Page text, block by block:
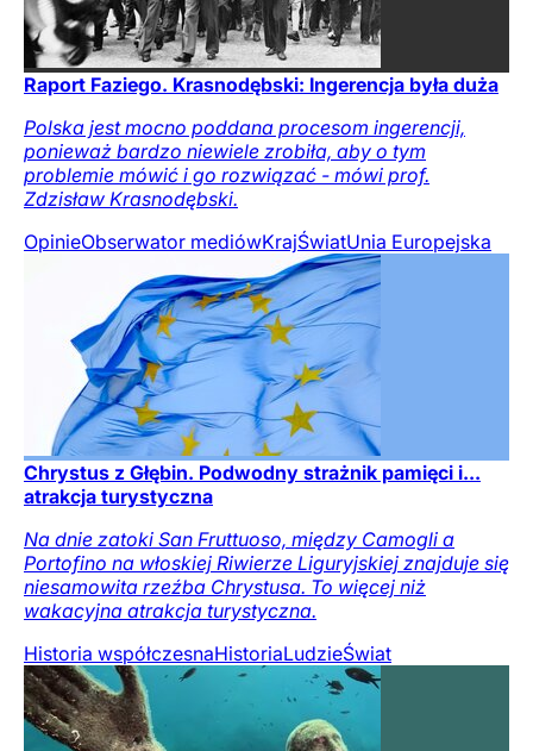
Raport Faziego. Krasnodębski: Ingerencja była duża
Polska jest mocno poddana procesom ingerencji,
ponieważ bardzo niewiele zrobiła, aby o tym
problemie mówić i go rozwiązać - mówi prof.
Zdzisław Krasnodębski.
OpinieObserwator mediówKrajŚwiatUnia Europejska
Chrystus z Głębin. Podwodny strażnik pamięci i...
atrakcja turystyczna
Na dnie zatoki San Fruttuoso, między Camogli a
Portofino na włoskiej Riwierze Liguryjskiej znajduje się
niesamowita rzeźba Chrystusa. To więcej niż
wakacyjna atrakcja turystyczna.
Historia współczesnaHistoriaLudzieŚwiat